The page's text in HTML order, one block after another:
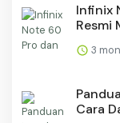
Infinix
Resmi
3
Cara